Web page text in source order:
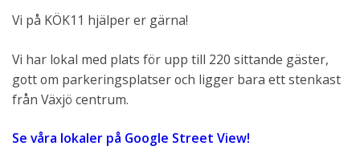
Vi på KÖK11 hjälper er gärna!
Vi har lokal med plats för upp till 220 sittande gäster,
gott om parkeringsplatser och ligger bara ett stenkast
från Växjö centrum.
Se våra lokaler på Google Street View!